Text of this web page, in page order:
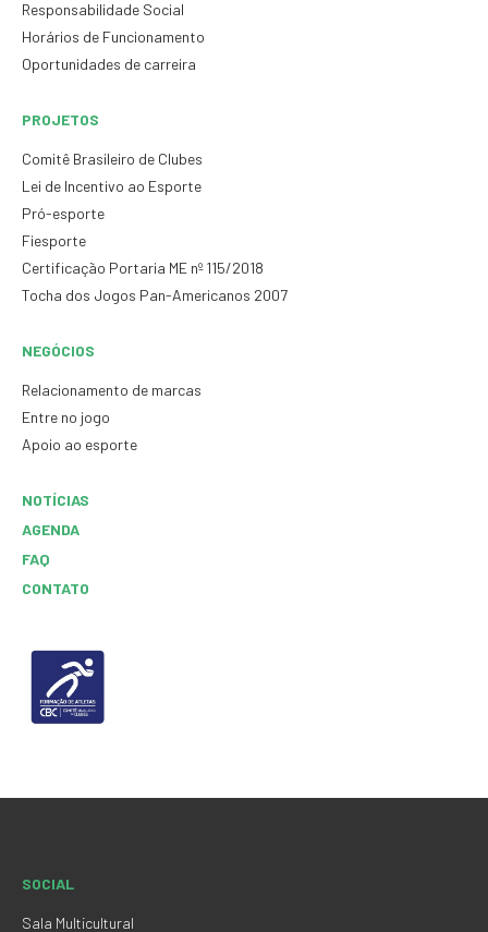
Responsabilidade Social
Horários de Funcionamento
Oportunidades de carreira
PROJETOS
Comitê Brasileiro de Clubes
Lei de Incentivo ao Esporte
Pró-esporte
Fiesporte
Certificação Portaria ME nº 115/2018
Tocha dos Jogos Pan-Americanos 2007
NEGÓCIOS
Relacionamento de marcas
Entre no jogo
Apoio ao esporte
NOTÍCIAS
AGENDA
FAQ
CONTATO
SOCIAL
Sala Multicultural